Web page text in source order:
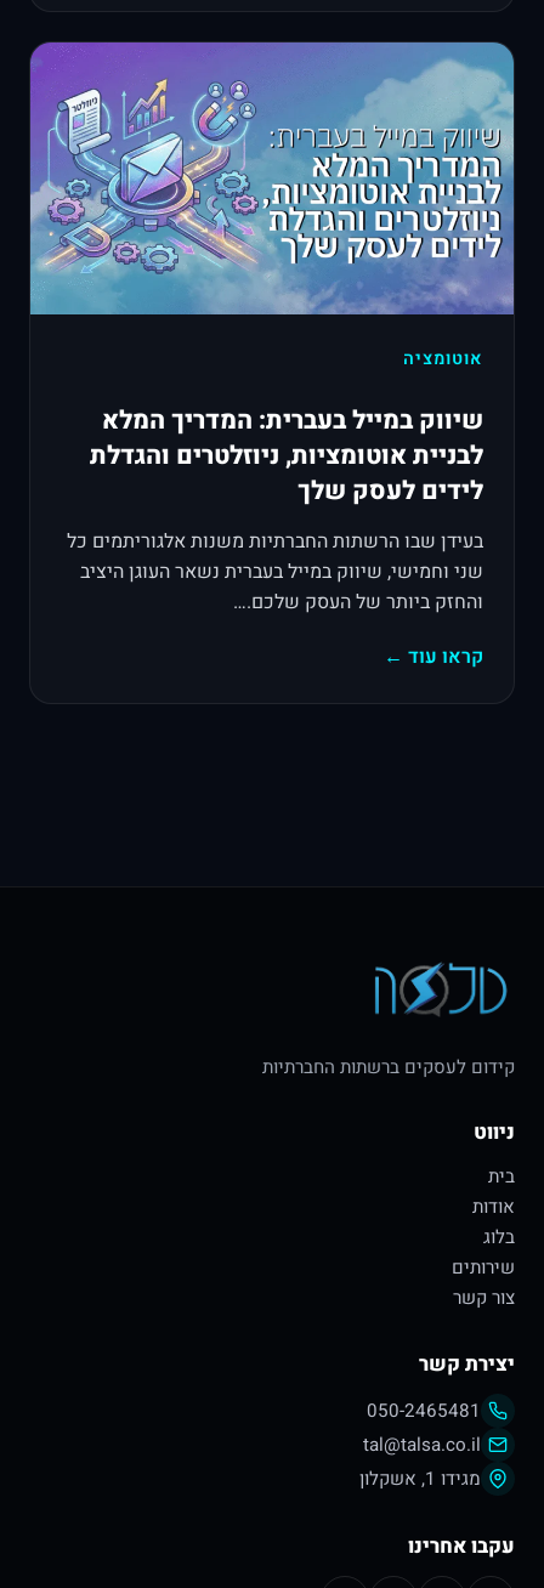
אוטומציה
שיווק במייל בעברית: המדריך המלא
לבניית אוטומציות, ניוזלטרים והגדלת
לידים לעסק שלך
בעידן שבו הרשתות החברתיות משנות אלגוריתמים כל
שני וחמישי, שיווק במייל בעברית נשאר העוגן היציב
והחזק ביותר של העסק שלכם.…
קראו עוד ←
קידום לעסקים ברשתות החברתיות
ניווט
בית
אודות
בלוג
שירותים
צור קשר
יצירת קשר
050-2465481
tal@talsa.co.il
מגידו 1, אשקלון
עקבו אחרינו